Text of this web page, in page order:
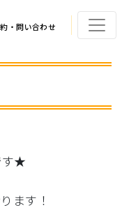
・問い合わせ
す★
ます！